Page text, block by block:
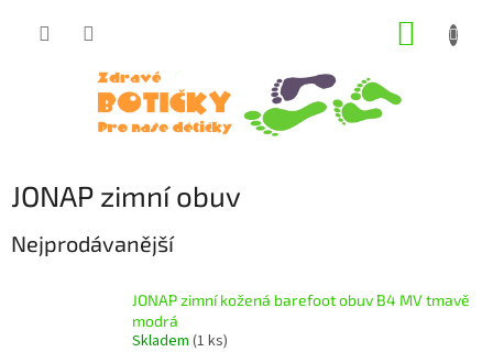
JONAP zimní obuv
Nejprodávanější
JONAP zimní kožená barefoot obuv B4 MV tmavě
modrá
Skladem (1 ks)